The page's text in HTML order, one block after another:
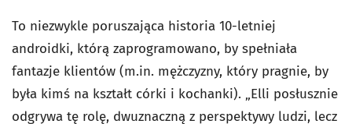
To niezwykle poruszająca historia 10-letniej
androidki, którą zaprogramowano, by spełniała
fantazje klientów (m.in. mężczyzny, który pragnie, by
była kimś na kształt córki i kochanki). „Elli posłusznie
odgrywa tę rolę, dwuznaczną z perspektywy ludzi, lecz